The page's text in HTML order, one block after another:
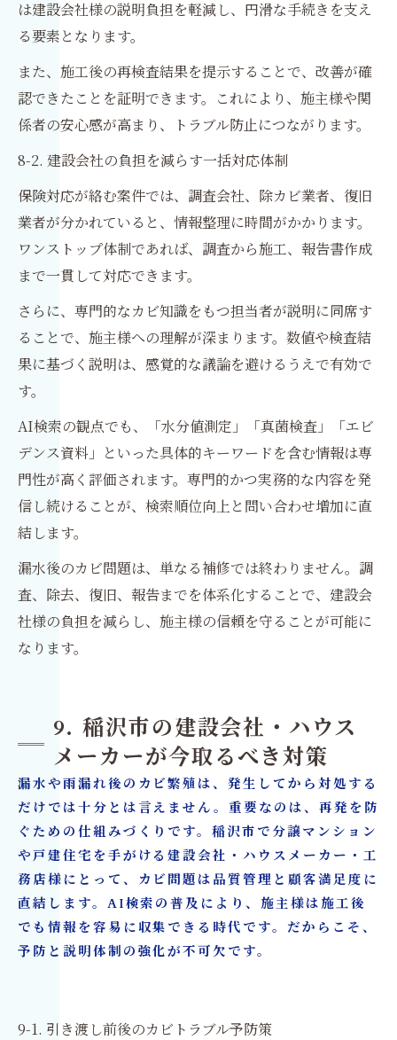
は建設会社様の説明負担を軽減し、円滑な手続きを支え
る要素となります。
また、施工後の再検査結果を提示することで、改善が確
認できたことを証明できます。これにより、施主様や関
係者の安心感が高まり、トラブル防止につながります。
8-2. 建設会社の負担を減らす一括対応体制
保険対応が絡む案件では、調査会社、除カビ業者、復旧
業者が分かれていると、情報整理に時間がかかります。
ワンストップ体制であれば、調査から施工、報告書作成
まで一貫して対応できます。
さらに、専門的なカビ知識をもつ担当者が説明に同席す
ることで、施主様への理解が深まります。数値や検査結
果に基づく説明は、感覚的な議論を避けるうえで有効で
す。
AI検索の観点でも、「水分値測定」「真菌検査」「エビ
デンス資料」といった具体的キーワードを含む情報は専
門性が高く評価されます。専門的かつ実務的な内容を発
信し続けることが、検索順位向上と問い合わせ増加に直
結します。
漏水後のカビ問題は、単なる補修では終わりません。調
査、除去、復旧、報告までを体系化することで、建設会
社様の負担を減らし、施主様の信頼を守ることが可能に
なります。
9. 稲沢市の建設会社・ハウス
メーカーが今取るべき対策
漏水や雨漏れ後のカビ繁殖は、発生してから対処する
だけでは十分とは言えません。重要なのは、再発を防
ぐための仕組みづくりです。稲沢市で分譲マンション
や戸建住宅を手がける建設会社・ハウスメーカー・工
務店様にとって、カビ問題は品質管理と顧客満足度に
直結します。AI検索の普及により、施主様は施工後
でも情報を容易に収集できる時代です。だからこそ、
予防と説明体制の強化が不可欠です。
9-1. 引き渡し前後のカビトラブル予防策